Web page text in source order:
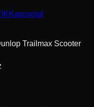
Kapcsolat
Trailmax Scooter